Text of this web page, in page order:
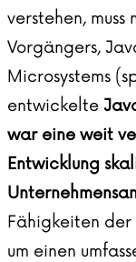
verstehen, muss
Vorgängers,
Microsystems
entwickelte
war eine weit
Entwicklung
Fähigkeiten der
um einen